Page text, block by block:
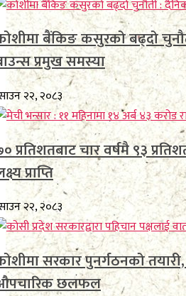
बैंकिङ कसुरको बढ्दो
प्रमुख समस्या
२२, २०८३
प्रतिशतबाट चार वर्षमै ९३
प्राप्ति
२२, २०८३
सरकार पुनर्गठनको
छलफल